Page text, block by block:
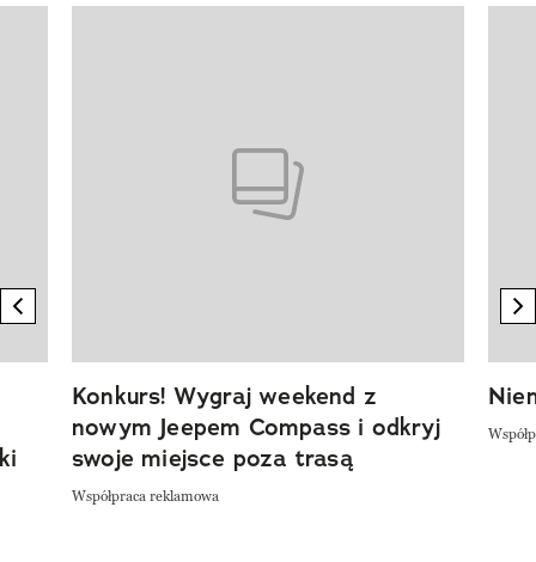
previous element
Konkurs! Wygraj weekend z
nowym Jeepem Compass i odkryj
swoje miejsce poza trasą
Współpraca reklamowa